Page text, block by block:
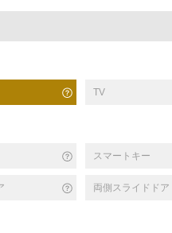
TV
スマートキー
両側スライドドア